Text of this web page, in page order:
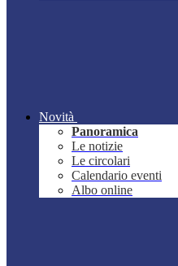
Novità
Panoramica
Le notizie
Le circolari
Calendario eventi
Albo online